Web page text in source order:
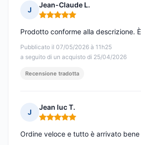
J
Jean-Claude L.
Nota: 5 su 5
Pubblicato il 07/05/2026 à 11h25
a seguito di un acquisto di 25/04/2026
Prodotto conforme alla descrizione.
Recensione tradotta
J
Jean luc T.
Nota: 5 su 5
Ordine veloce e tutto è arrivato bene